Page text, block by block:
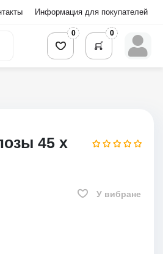
Информация для покупателей
0 0
45 х
У вибране